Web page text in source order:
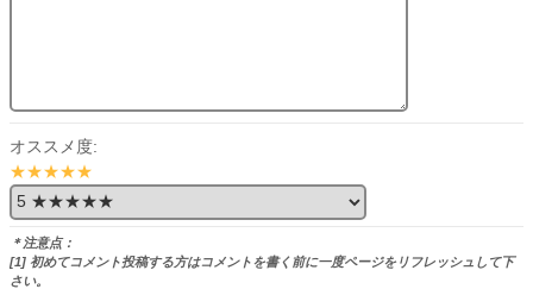
オススメ度:
★★★★★
＊注意点：
[1] 初めてコメント投稿する方はコメントを書く前に一度ページをリフレッシュして下
さい。